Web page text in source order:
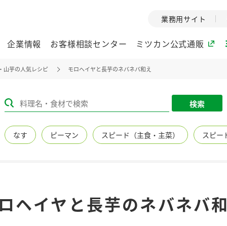
酢 調味酢 お酢ドリンク ぽん酢 みりん風
企業情報
企業理念
ミツカングループの企
ミツカン
創業から現
環境への取り組み
ミツカンの環境への取
水の文化
（アーカ
お客様相談センター ミツカン公式通販
業務用サイト
山芋の人気レシピ モロヘイヤと長芋のネバネバ和え
検索
なす ピーマン スピード（主食・主菜） スピー
ヘイヤと長芋のネバネバ